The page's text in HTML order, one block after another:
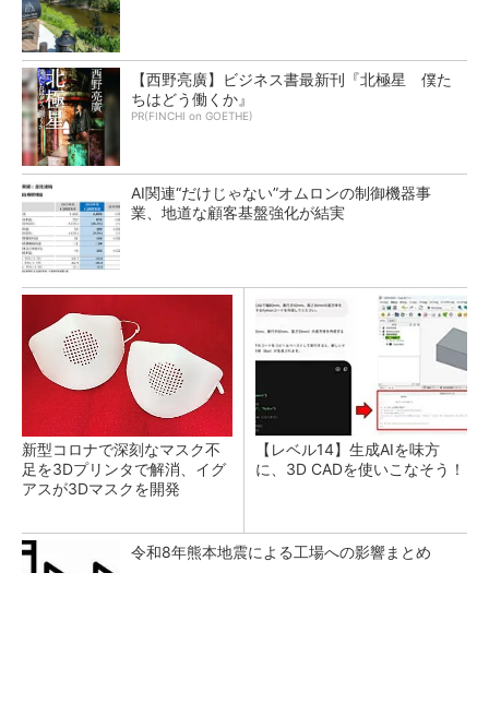
【西野亮廣】ビジネス書最新刊『北極星 僕た
ちはどう働くか』
PR(FINCHI on GOETHE)
AI関連“だけじゃない”オムロンの制御機器事
業、地道な顧客基盤強化が結実
新型コロナで深刻なマスク不
足を3Dプリンタで解消、イグ
アスが3Dマスクを開発
【レベル14】生成AIを味方
に、3D CADを使いこなそう！
令和8年熊本地震による工場への影響まとめ